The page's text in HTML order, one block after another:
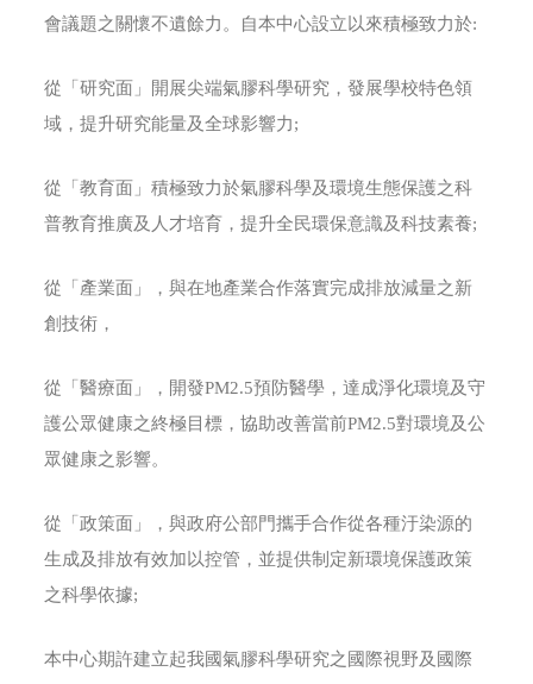
會議題之關懷不遺餘力。自本中心設立以來積極致力於:
從「研究面」開展尖端氣膠科學研究，發展學校特色領
域，提升研究能量及全球影響力;
從「教育面」積極致力於氣膠科學及環境生態保護之科
普教育推廣及人才培育，提升全民環保意識及科技素養;
從「產業面」，與在地產業合作落實完成排放減量之新
創技術，
從「醫療面」，開發PM2.5預防醫學，達成淨化環境及守
護公眾健康之終極目標，協助改善當前PM2.5對環境及公
眾健康之影響。
從「政策面」，與政府公部門攜手合作從各種汙染源的
生成及排放有效加以控管，並提供制定新環境保護政策
之科學依據;
本中心期許建立起我國氣膠科學研究之國際視野及國際